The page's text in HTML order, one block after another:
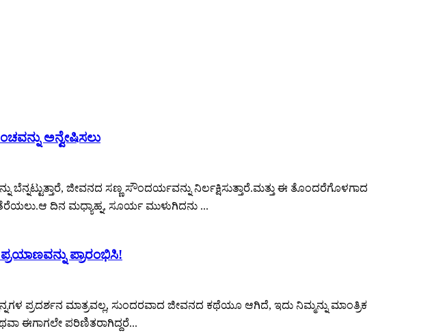
ಅನ್ವೇಷಿಸಲು
ಜೀವನದ ಸಣ್ಣ ಸೌಂದರ್ಯವನ್ನು ನಿರ್ಲಕ್ಷಿಸುತ್ತಾರೆ.ಮತ್ತು ಈ ತೊಂದರೆಗೊಳಗಾದ
ತೆರೆಯಲು.ಆ ದಿನ ಮಧ್ಯಾಹ್ನ, ಸೂರ್ಯ ಮುಳುಗಿದನು ...
ಪ್ರಾರಂಭಿಸಿ!
ಪ್ರದರ್ಶನ ಮಾತ್ರವಲ್ಲ, ಸುಂದರವಾದ ಜೀವನದ ಕಥೆಯೂ ಆಗಿದೆ, ಇದು ನಿಮ್ಮನ್ನು ಮಾಂತ್ರಿಕ
ಈಗಾಗಲೇ ಪರಿಣಿತರಾಗಿದ್ದರೆ...